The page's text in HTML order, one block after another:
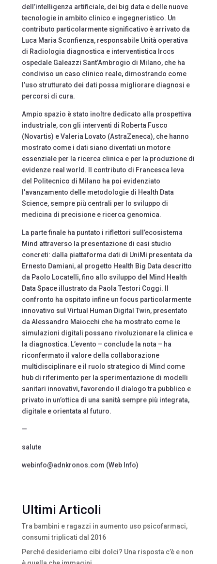
dell’intelligenza artificiale, dei big data e delle nuove
tecnologie in ambito clinico e ingegneristico. Un
contributo particolarmente significativo è arrivato da
Luca Maria Sconfienza, responsabile Unità operativa
di Radiologia diagnostica e interventistica Irccs
ospedale Galeazzi Sant’Ambrogio di Milano, che ha
condiviso un caso clinico reale, dimostrando come
l’uso strutturato dei dati possa migliorare diagnosi e
percorsi di cura.
Ampio spazio è stato inoltre dedicato alla prospettiva
industriale, con gli interventi di Roberta Fusco
(Novartis) e Valeria Lovato (AstraZeneca), che hanno
mostrato come i dati siano diventati un motore
essenziale per la ricerca clinica e per la produzione di
evidenze real world. Il contributo di Francesca Ieva
del Politecnico di Milano ha poi evidenziato
l’avanzamento delle metodologie di Health Data
Science, sempre più centrali per lo sviluppo di
medicina di precisione e ricerca genomica.
La parte finale ha puntato i riflettori sull’ecosistema
Mind attraverso la presentazione di casi studio
concreti: dalla piattaforma dati di UniMi presentata da
Ernesto Damiani, al progetto Health Big Data descritto
da Paolo Locatelli, fino allo sviluppo del Mind Health
Data Space illustrato da Paola Testori Coggi. Il
confronto ha ospitato infine un focus particolarmente
innovativo sul Virtual Human Digital Twin, presentato
da Alessandro Maiocchi che ha mostrato come le
simulazioni digitali possano rivoluzionare la clinica e
la diagnostica. L’evento – conclude la nota – ha
riconfermato il valore della collaborazione
multidisciplinare e il ruolo strategico di Mind come
hub di riferimento per la sperimentazione di modelli
sanitari innovativi, favorendo il dialogo tra pubblico e
privato in un’ottica di una sanità sempre più integrata,
digitale e orientata al futuro.
—
salute
webinfo@adnkronos.com (Web Info)
Ultimi Articoli
Tra bambini e ragazzi in aumento uso psicofarmaci,
consumi triplicati dal 2016
Perché desideriamo cibi dolci? Una risposta c’è e non